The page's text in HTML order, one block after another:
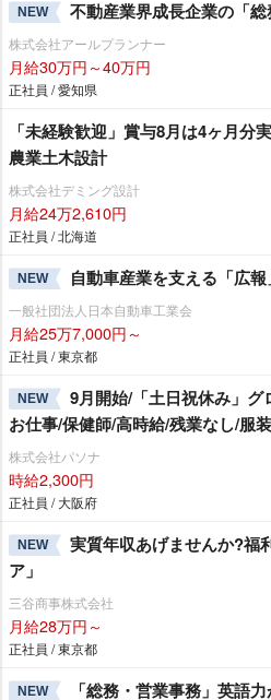
NEW 不動産業界成長企業の「
株式会社アールプランナー
月給30万円～40万円
正社員 / 愛知県
「未経験歓迎」賞与8月は4ヶ月分
農業土木設計
株式会社デミング設計
月給24万2,610円
正社員 / 北海道
NEW 自動車産業を支える「広
一般社団法人日本自動車工業会
月給25万7,000円～
正社員 / 東京都
NEW
9月開始/「土日祝休み」
お仕事/保健師/高時給/残業なし/服
株式会社パソナ
時給2,300円
正社員 / 大阪府
NEW
実質年収あげませんか?福
ア」
三谷商事株式会社
月給28万円～
正社員 / 東京都
NEW 「総務・営業事務」英語